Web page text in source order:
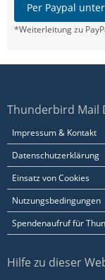
Per Paypal
*Weiterleitung zu
Thunderbird Mail
Impressum & Kontakt
Datenschutzerklärung
Einsatz von Cookies
Nutzungsbedingungen
Spendenaufruf für
Hilfe zu dieser